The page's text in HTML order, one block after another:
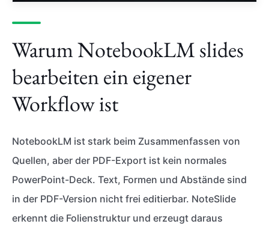
Warum NotebookLM slides
bearbeiten ein eigener
Workflow ist
NotebookLM ist stark beim Zusammenfassen von
Quellen, aber der PDF-Export ist kein normales
PowerPoint-Deck. Text, Formen und Abstände sind
in der PDF-Version nicht frei editierbar. NoteSlide
erkennt die Folienstruktur und erzeugt daraus